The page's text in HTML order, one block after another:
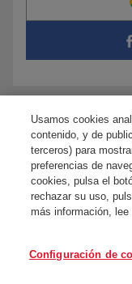
¿Tienes
Usamos cookies
contenido, y de
terceros) para
preferencias de
cookies, pulsa el
rechazar su uso,
más información, lee
Configuración de